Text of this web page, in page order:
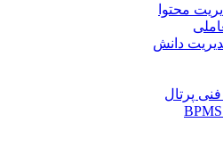
محتوا
دانش
پرتال